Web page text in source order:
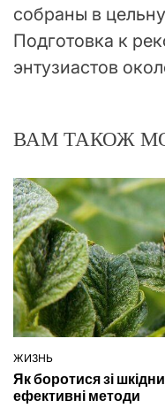
собраны в
Подготовка к
энтузиастов
ВАМ ТАКОЖ
ОПУБЛІКУВАТИ
У
ЖИЗНЬ
Як боротися зі
ефективні методи